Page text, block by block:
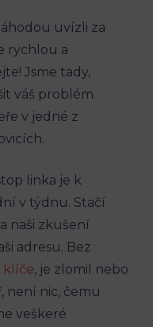
uvízli za
rychlou a
Jsme ⁢tady,
váš‌ problém.
v ⁤jedné z
linka je​ k
v týdnu.‍ Stačí
naši zkušení
adresu. Bez
klíče, ‌je zlomil nebo
není ‌nic, čemu
⁣veškeré⁣